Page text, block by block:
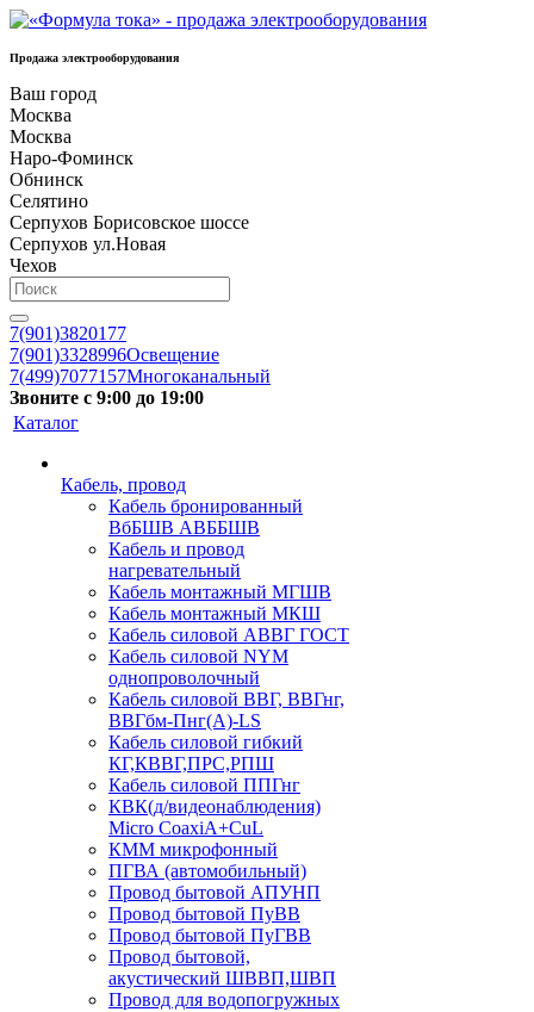
Продажа электрооборудования
Ваш город
Москва
Москва
Наро-Фоминск
Обнинск
Селятино
Серпухов Борисовское шоссе
Серпухов ул.Новая
Чехов
7(901)3820177
7(901)3328996Освещение
7(499)7077157Многоканальный
Звоните с 9:00 до 19:00
Каталог
Кабель, провод
Кабель бронированный
ВбБШВ АВББШВ
Кабель и провод
нагревательный
Кабель монтажный МГШВ
Кабель монтажный МКШ
Кабель силовой АВВГ ГОСТ
Кабель силовой NYM
однопроволочный
Кабель силовой ВВГ, ВВГнг,
ВВГбм-Пнг(А)-LS
Кабель силовой гибкий
КГ,КВВГ,ПРС,РПШ
Кабель силовой ППГнг
КВК(д/видеонаблюдения)
Micro CoaxiA+CuL
КММ микрофонный
ПГВА (автомобильный)
Провод бытовой АПУНП
Провод бытовой ПуВВ
Провод бытовой ПуГВВ
Провод бытовой,
акустический ШВВП,ШВП
Провод для водопогружных